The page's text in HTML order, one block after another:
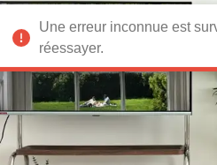
[7mins to korea
Une erreur inconnue est
réessayer.